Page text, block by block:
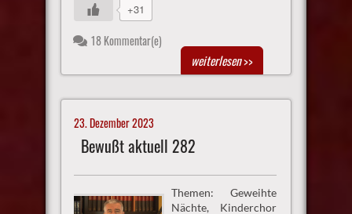
+31
18 Kommentar(e)
weiterlesen>>
23. Dezember 2023
Bewußt aktuell 282
Themen: Geweihte
Nächte, Kinderchor